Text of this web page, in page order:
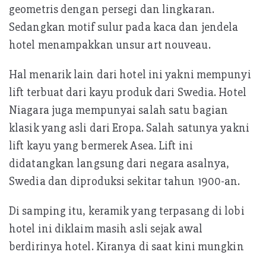
geometris dengan persegi dan lingkaran.
Sedangkan motif sulur pada kaca dan jendela
hotel menampakkan unsur art nouveau.
Hal menarik lain dari hotel ini yakni mempunyi
lift terbuat dari kayu produk dari Swedia. Hotel
Niagara juga mempunyai salah satu bagian
klasik yang asli dari Eropa. Salah satunya yakni
lift kayu yang bermerek Asea. Lift ini
didatangkan langsung dari negara asalnya,
Swedia dan diproduksi sekitar tahun 1900-an.
Di samping itu, keramik yang terpasang di lobi
hotel ini diklaim masih asli sejak awal
berdirinya hotel. Kiranya di saat kini mungkin